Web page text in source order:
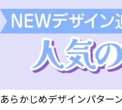
あらかじめデザインパター